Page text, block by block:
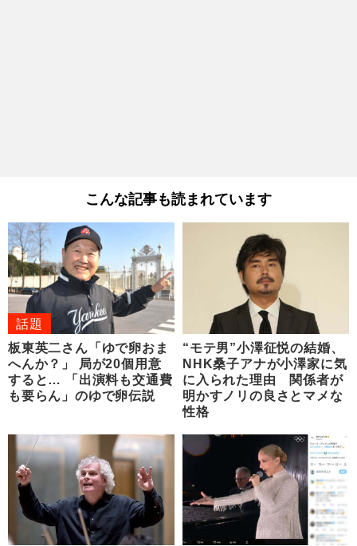
こんな記事も読まれています
話題
板東英二さん「ゆで卵おま
へんか？」 局が20個用意
すると… 「出演料も交通費
も要らん」のゆで卵伝説
“モテ男”小澤征悦の結婚、
NHK桑子アナが小澤家に気
に入られた理由 関係者が
明かすノリの良さとマメな
性格